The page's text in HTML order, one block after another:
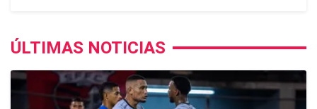
ÚLTIMAS NOTICIAS